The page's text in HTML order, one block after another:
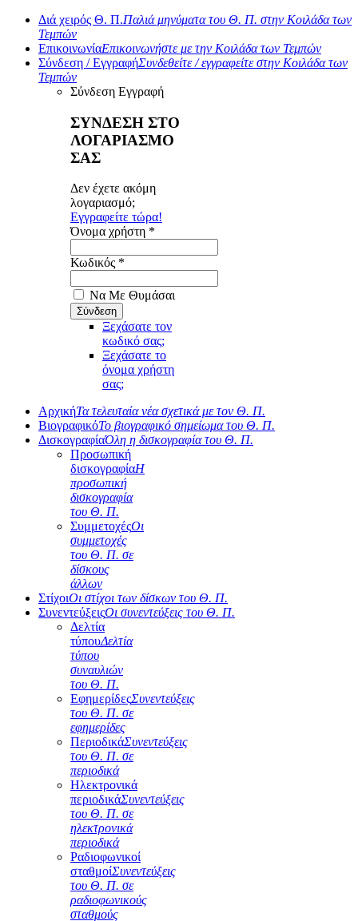
Διά χειρός Θ. Π.Παλιά μηνύματα του Θ. Π. στην Κοιλάδα των
Τεμπών
ΕπικοινωνίαΕπικοινωνήστε με την Κοιλάδα των Τεμπών
Σύνδεση / ΕγγραφήΣυνδεθείτε / εγγραφείτε στην Κοιλάδα των
Τεμπών
Σύνδεση Εγγραφή
ΣΥΝΔΕΣΗ ΣΤΟ
ΛΟΓΑΡΙΑΣΜΟ
ΣΑΣ
Δεν έχετε ακόμη
λογαριασμό;
Εγγραφείτε τώρα!
Όνομα χρήστη *
Κωδικός *
Να Με Θυμάσαι
Ξεχάσατε τον
κωδικό σας;
Ξεχάσατε το
όνομα χρήστη
σας;
ΑρχικήΤα τελευταία νέα σχετικά με τον Θ. Π.
ΒιογραφικόΤο βιογραφικό σημείωμα του Θ. Π.
ΔισκογραφίαΌλη η δισκογραφία του Θ. Π.
Προσωπική
δισκογραφίαΗ
προσωπική
δισκογραφία
του Θ. Π.
ΣυμμετοχέςΟι
συμμετοχές
του Θ. Π. σε
δίσκους
άλλων
ΣτίχοιΟι στίχοι των δίσκων του Θ. Π.
ΣυνεντεύξειςΟι συνεντεύξεις του Θ. Π.
Δελτία
τύπουΔελτία
τύπου
συναυλιών
του Θ. Π.
ΕφημερίδεςΣυνεντεύξεις
του Θ. Π. σε
εφημερίδες
ΠεριοδικάΣυνεντεύξεις
του Θ. Π. σε
περιοδικά
Ηλεκτρονικά
περιοδικάΣυνεντεύξεις
του Θ. Π. σε
ηλεκτρονικά
περιοδικά
Ραδιοφωνικοί
σταθμοίΣυνεντεύξεις
του Θ. Π. σε
ραδιοφωνικούς
σταθμούς